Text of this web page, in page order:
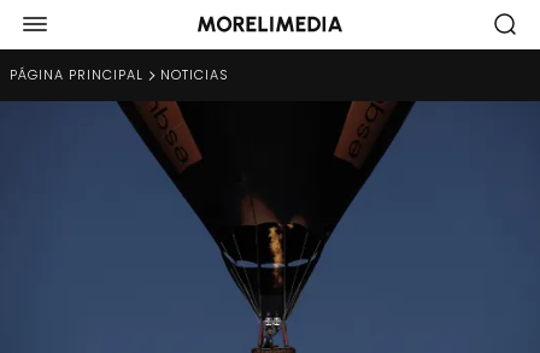
PÁGINA PRINCIPAL NOTICIAS